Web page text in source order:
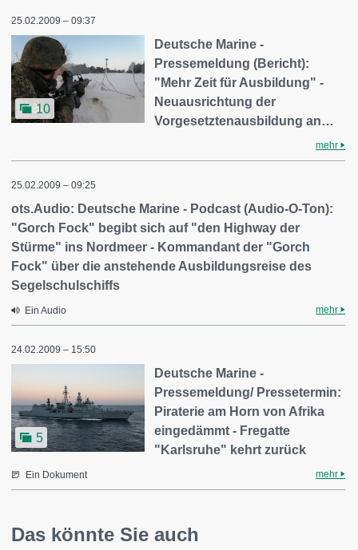
25.02.2009 – 09:37
10
Deutsche Marine -
Pressemeldung (Bericht):
"Mehr Zeit für Ausbildung" -
Neuausrichtung der
Vorgesetztenausbildung an…
mehr
25.02.2009 – 09:25
ots.Audio: Deutsche Marine - Podcast (Audio-O-Ton):
"Gorch Fock" begibt sich auf "den Highway der
Stürme" ins Nordmeer - Kommandant der "Gorch
Fock" über die anstehende Ausbildungsreise des
Segelschulschiffs
Ein Audio mehr
24.02.2009 – 15:50
5
Deutsche Marine -
Pressemeldung/ Pressetermin:
Piraterie am Horn von Afrika
eingedämmt - Fregatte
"Karlsruhe" kehrt zurück
Ein Dokument mehr
Das könnte Sie auch